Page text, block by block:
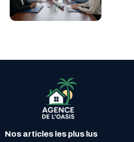
Nos articles les plus lus